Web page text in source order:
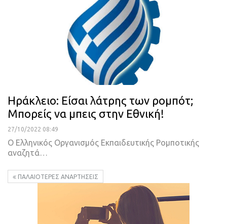
Ηράκλειο: Είσαι λάτρης των ρομπότ;
Μπορείς να μπεις στην Εθνική!
27/10/2022 08:49
Ο Ελληνικός Οργανισμός Εκπαιδευτικής Ρομποτικής
αναζητά
ΠΑΛΑΙΌΤΕΡΕΣ ΑΝΑΡΤΉΣΕΙΣ